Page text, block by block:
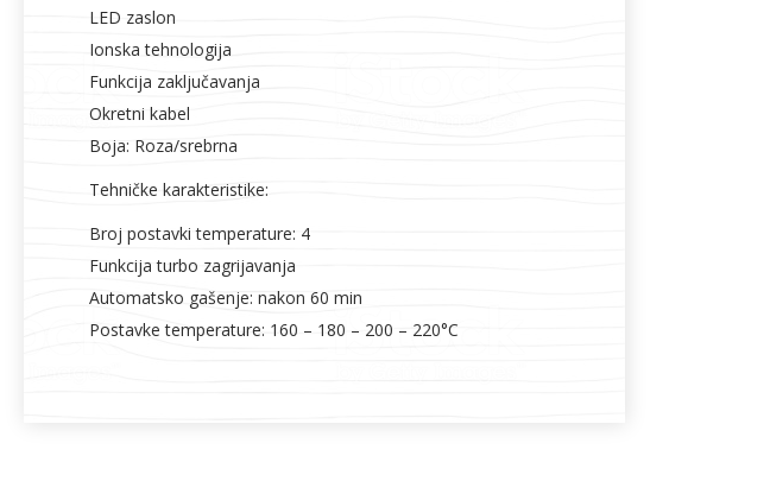
LED zaslon
Ionska tehnologija
Funkcija zaključavanja
Okretni kabel
Boja: Roza/srebrna
Tehničke karakteristike:
Broj postavki temperature: 4
Funkcija turbo zagrijavanja
Automatsko gašenje: nakon 60 min
Postavke temperature: 160 – 180 – 200 – 220°C